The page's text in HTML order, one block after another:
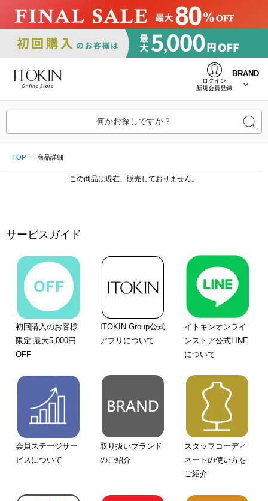
ログイン
新規会員登録
BRAND
何かお探しですか？
TOP 商品詳細
この商品は現在、販売しておりません。
サービスガイド
初回購入のお客様
限定 最大5,000円
OFF
ITOKIN Group公式
アプリについて
イトキンオンライ
ンストア公式LINE
について
会員ステージサー
ビスについて
取り扱いブランド
のご紹介
スタッフコーディ
ネートの使い方を
ご紹介